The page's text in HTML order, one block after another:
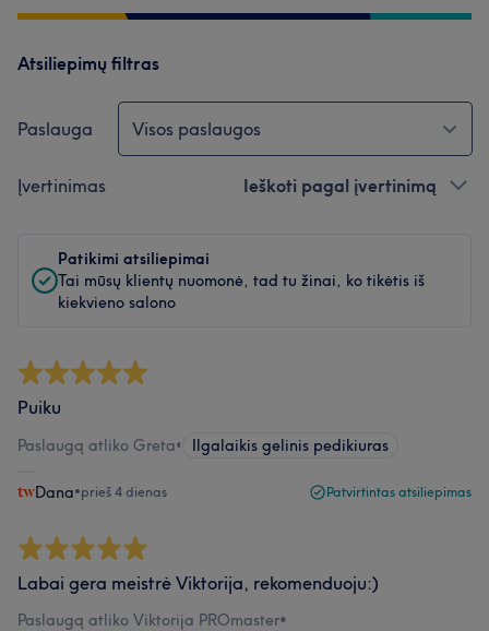
Atsiliepimų filtras
Paslauga Visos paslaugos
Įvertinimas Ieškoti pagal įvertinimą
Patikimi atsiliepimai
Tai mūsų klientų nuomonė, tad tu žinai, ko tikėtis iš
kiekvieno salono
Puiku
Paslaugą atliko Greta• Ilgalaikis gelinis pedikiuras
Dana•prieš 4 dienas Patvirtintas atsiliepimas
Labai gera meistrė Viktorija, rekomenduoju:)
Paslaugą atliko Viktorija PROmaster•